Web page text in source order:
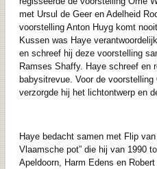
met Ursul de Geer en Adelheid
voorstelling Anton Huyg komt
Kussen was Haye
en schreef hij deze voorstelling
Ramses Shaffy. Haye schreef en
babysitrevue. Voor de
verzorgde hij het lichtontwerp en
Haye bedacht samen met Flip
Vlaamsche pot” die hij van 1990
Apeldoorn, Harm Edens en